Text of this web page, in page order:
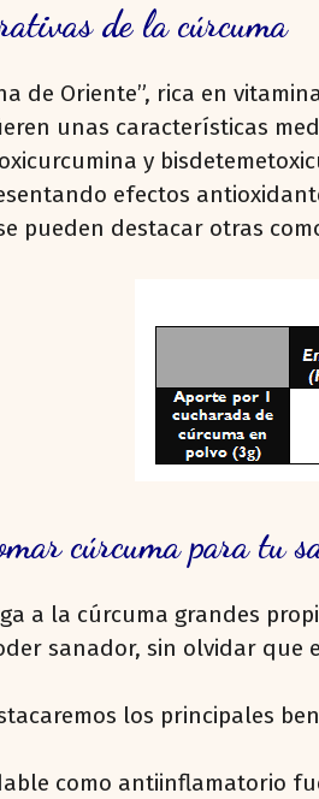
de la cúrcuma
de Oriente”, rica en
unas características
y
efectos
pueden destacar otras
cúrcuma para tu
a la cúrcuma grandes
sanador, sin olvidar que
los principales
como antiinflamatorio